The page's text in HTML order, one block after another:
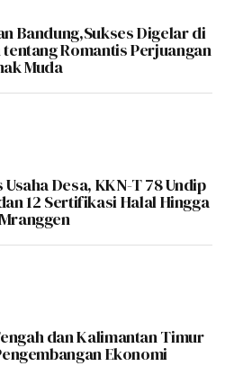
Bandung,Sukses Digelar di
Romantis Perjuangan
Muda
Desa, KKN-T 78 Undip
12 Sertifikasi Halal Hingga
dan Kalimantan Timur
Ekonomi